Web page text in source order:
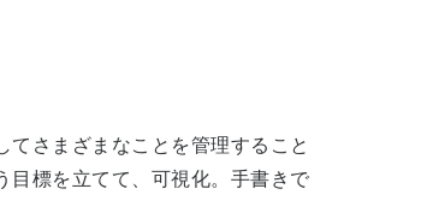
さまざまなことを管理すること
目標を立てて、可視化。手書きで